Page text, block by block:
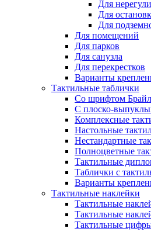
Для
Для
Для
Для помещений
Для парков
Для санузла
Для перекрестков
Варианты
Тактильные таблички
Со шрифтом
С плоско-
Комплексные
Настольные
Нестандартные
Полноцветные
Тактильные
Таблички с
Варианты
Тактильные наклейки
Тактильные
Тактильные
Тактильные